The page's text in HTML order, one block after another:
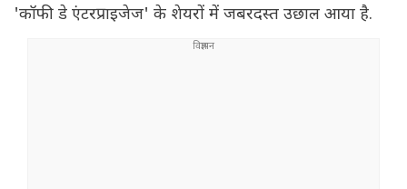
'कॉफी डे एंटरप्राइजेज' के शेयरों में जबरदस्त उछाल आया है.